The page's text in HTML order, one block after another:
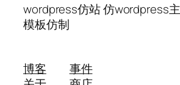
wordpress仿站 仿wordpress
模板仿制
博客
事件